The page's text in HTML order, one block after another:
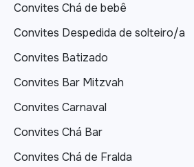
Convites Chá de bebê
Convites Despedida de solteiro/a
Convites Batizado
Convites Bar Mitzvah
Convites Carnaval
Convites Chá Bar
Convites Chá de Fralda